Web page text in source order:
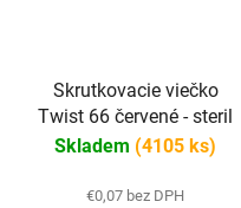
Skrutkovacie viečko
Twist 66 červené - steril
Skladem (4105 ks)
€0,07 bez DPH